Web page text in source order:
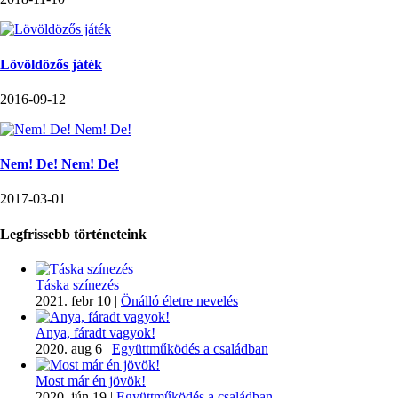
Lövöldözős játék
2016-09-12
Nem! De! Nem! De!
2017-03-01
Legfrissebb történeteink
Táska színezés
2021. febr 10 | Önálló életre nevelés
Anya, fáradt vagyok!
2020. aug 6 | Együttműködés a családban
Most már én jövök!